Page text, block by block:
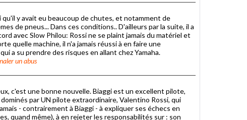
qu'il y avait eu beaucoup de chutes, et notamment de
de pneus... Dans ces conditions.. D'ailleurs par la suite, il a
avec Slow Philou: Rossi ne se plaint jamais du matériel et
quelle machine, il n'a jamais réussi à en faire une
a su prendre des risques en allant chez Yamaha.
un abus
c'est une bonne nouvelle. Biaggi est un excellent pilote,
par UN pilote extraordinaire, Valentino Rossi, qui
- contrairement à Biaggi - à expliquer ses échecs en
quand même), à en rejeter les responsabilités sur : son